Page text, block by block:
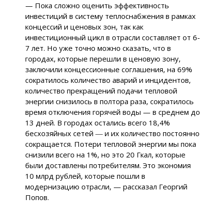
— Пока сложно оценить эффективность
инвестиций в систему теплоснабжения в рамках
концессий и ценовых зон, так как
инвестиционный цикл в отрасли составляет от 6-
7 лет. Но уже точно можно сказать, что в
городах, которые перешли в ценовую зону,
заключили концессионные соглашения, на 69%
сократилось количество аварий и инцидентов,
количество прекращений подачи тепловой
энергии снизилось в полтора раза, сократилось
время отключения горячей воды — в среднем до
13 дней. В городах остались всего 18,4%
бесхозяйных сетей ― и их количество постоянно
сокращается. Потери тепловой энергии мы пока
снизили всего на 1%, но это 20 Гкал, которые
были доставлены потребителям. Это экономия
10 млрд рублей, которые пошли в
модернизацию отрасли, — рассказал Георгий
Попов.